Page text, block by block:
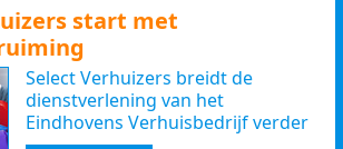
start met
Select Verhuizers breidt de
dienstverlening van het
Eindhovens Verhuisbedrijf verder